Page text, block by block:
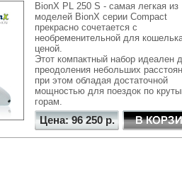
BionX PL 250 S - самая легкая из
моделей BionX серии Compact
прекрасно сочетается с
необременительной для
ценой.
Этот компактный набор идеален
преодоления небольших
при этом обладая достаточной
мощностью для поездок по
горам.
Цена: 96 250 р.